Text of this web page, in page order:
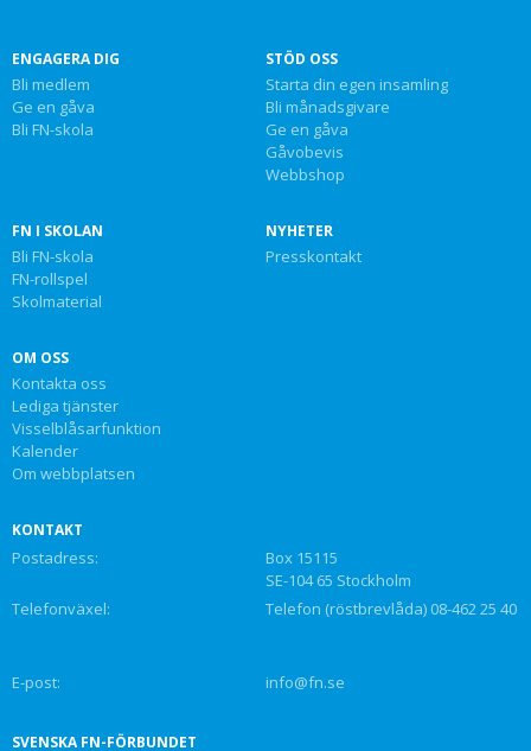
ENGAGERA DIG
Bli medlem
Ge en gåva
Bli FN-skola
STÖD OSS
Starta din egen insamling
Bli månadsgivare
Ge en gåva
Gåvobevis
Webbshop
FN I SKOLAN
Bli FN-skola
FN-rollspel
Skolmaterial
NYHETER
Presskontakt
OM OSS
Kontakta oss
Lediga tjänster
Visselblåsarfunktion
Kalender
Om webbplatsen
KONTAKT
Postadress:
Box 15115
SE-104 65 Stockholm
Telefonväxel:
Telefon (röstbrevlåda) 08-462 25 40
E-post: info@fn.se
SVENSKA FN-FÖRBUNDET